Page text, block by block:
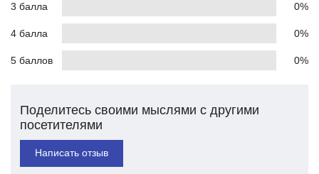
3 балла 0%
4 балла 0%
5 баллов 0%
Поделитесь своими мыслями с другими
посетителями
Написать отзыв